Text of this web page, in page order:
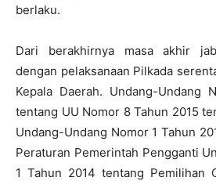
berlaku.
Dari berakhirnya masa akhir
dengan pelaksanaan Pilkada
Kepala Daerah. Undang-Undang
tentang UU Nomor 8 Tahun 2015
Undang-Undang Nomor 1 Tahun
Peraturan Pemerintah Pengganti
1 Tahun 2014 tentang Pemilihan